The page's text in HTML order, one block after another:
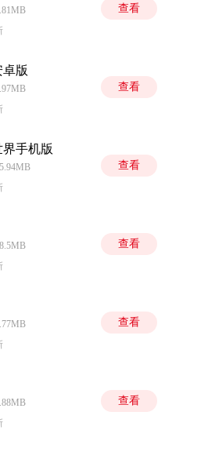
查看
版
查看
手机版
查看
查看
查看
查看